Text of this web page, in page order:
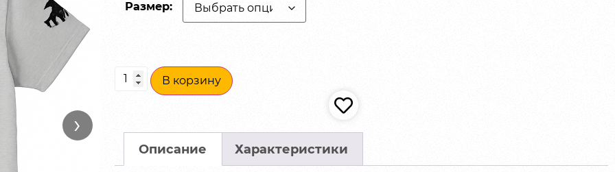
›
Размер:
В корзину
Описание Характеристики